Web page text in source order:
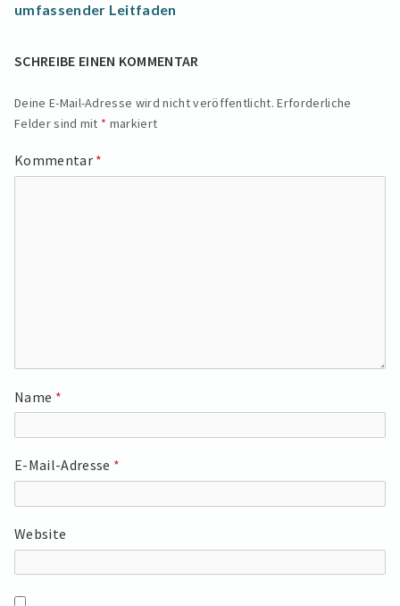
umfassender Leitfaden
SCHREIBE EINEN KOMMENTAR
Deine E-Mail-Adresse wird nicht veröffentlicht. Erforderliche
Felder sind mit * markiert
Kommentar *
Name *
E-Mail-Adresse *
Website